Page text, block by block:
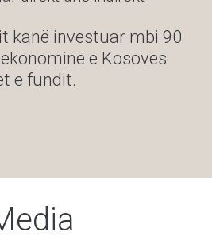
kanë investuar mbi 90
e Kosovës
e fundit.